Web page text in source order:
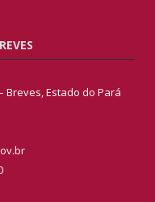
Breves, Estado do Pará